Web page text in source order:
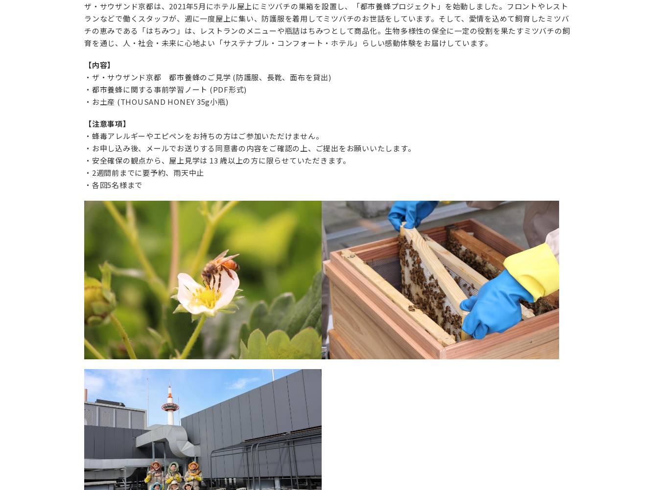
ザ・サウザンド京都は、2021年5月にホテル屋上にミツバチの巣箱を設置し、「都市養蜂プロジェクト」を始動しました。フロントやレスト
ランなどで働くスタッフが、週に一度屋上に集い、防護服を着用してミツバチのお世話をしています。そして、愛情を込めて飼育したミツバ
チの恵みである「はちみつ」は、レストランのメニューや瓶詰はちみつとして商品化。生物多様性の保全に一定の役割を果たすミツバチの飼
育を通じ、人・社会・未来に心地よい「サステナブル・コンフォート・ホテル」らしい感動体験をお届けしています。
【内容】
・ザ・サウザンド京都 都市養蜂のご見学 (防護服、長靴、面布を貸出)
・都市養蜂に関する事前学習ノート (PDF形式)
・お土産 (THOUSAND HONEY 35g小瓶)
【注意事項】
・蜂毒アレルギーやエピペンをお持ちの方はご参加いただけません。
・お申し込み後、メールでお送りする同意書の内容をご確認の上、ご提出をお願いいたします。
・安全確保の観点から、屋上見学は 13 歳以上の方に限らせていただきます。
・2週間前までに要予約、雨天中止
・各回5名様まで